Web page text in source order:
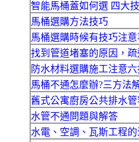
智能馬桶蓋如何選 四大
馬桶選購方法技巧
馬桶選購時候有技巧注
找到管道堵塞的原因，
防水材料選購施工注意
馬桶不通怎麼辦?三方法
舊式公寓廚房公共排水
水管不通問題與解答
水電、空調、瓦斯工程